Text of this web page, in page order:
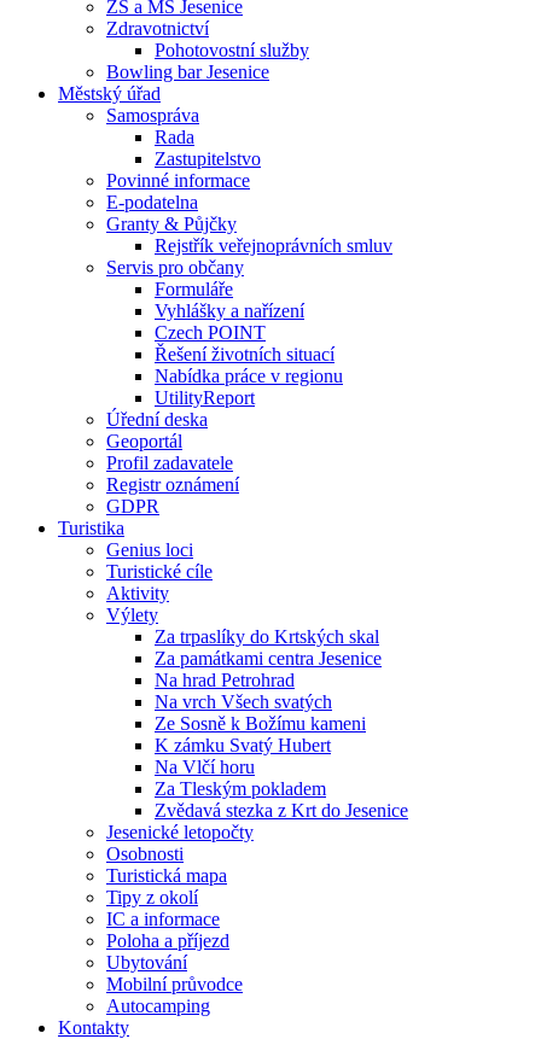
ZŠ a MŠ Jesenice
Zdravotnictví
Pohotovostní služby
Bowling bar Jesenice
Městský úřad
Samospráva
Rada
Zastupitelstvo
Povinné informace
E-podatelna
Granty & Půjčky
Rejstřík veřejnoprávních smluv
Servis pro občany
Formuláře
Vyhlášky a nařízení
Czech POINT
Řešení životních situací
Nabídka práce v regionu
UtilityReport
Úřední deska
Geoportál
Profil zadavatele
Registr oznámení
GDPR
Turistika
Genius loci
Turistické cíle
Aktivity
Výlety
Za trpaslíky do Krtských skal
Za památkami centra Jesenice
Na hrad Petrohrad
Na vrch Všech svatých
Ze Sosně k Božímu kameni
K zámku Svatý Hubert
Na Vlčí horu
Za Tleským pokladem
Zvědavá stezka z Krt do Jesenice
Jesenické letopočty
Osobnosti
Turistická mapa
Tipy z okolí
IC a informace
Poloha a příjezd
Ubytování
Mobilní průvodce
Autocamping
Kontakty